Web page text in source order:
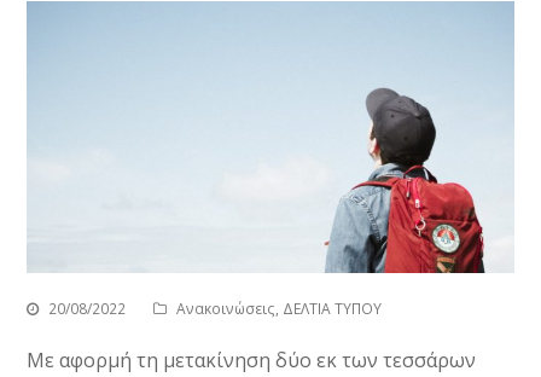
20/08/2022 Ανακοινώσεις, ΔΕΛΤΙΑ ΤΥΠΟΥ
Με αφορμή τη μετακίνηση δύο εκ των τεσσάρων